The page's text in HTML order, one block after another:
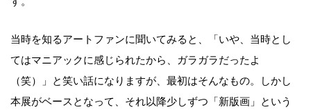
当時を知るアートファンに聞いてみると、「いや、当時とし
てはマニアックに感じられたから、ガラガラだったよ
（笑）」と笑い話になりますが、最初はそんなもの。しかし
本展がベースとなって、それ以降少しずつ「新版画」という